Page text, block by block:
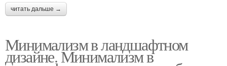
читать дальше →
Минимализм в ландшафтном
дизайне. Минимализм в